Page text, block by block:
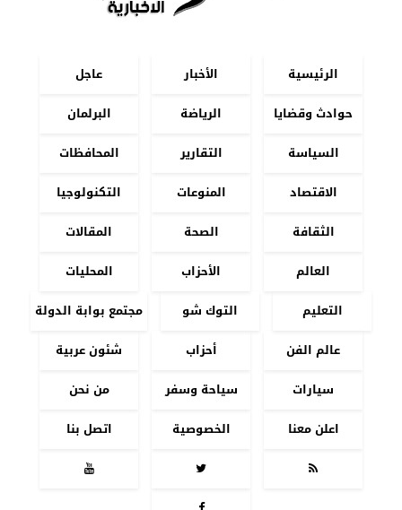
الرئيسية الأخبار
عاجل
حوادث وقضايا
الرياضة
البرلمان
السياسة
التقارير
المحافظات
الاقتصاد
المنوعات
التكنولوجيا
الثقافة
الصحة
المقالات
العالم
الأحزاب
المحليات
التعليم
التوك شو
مجتمع بوابة الدولة
عالم الفن
أحزاب
شئون عربية
سيارات
سياحة وسفر
من نحن
اعلن معنا
الخصوصية
اتصل بنا


